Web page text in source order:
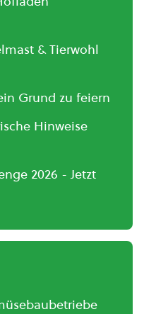
& Tierwohl
Grund zu feiern
Hinweise
2026 - Jetzt